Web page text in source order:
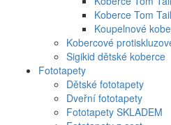
Koberce Tom
Koupelnové
Kobercové
Sigikid dětské koberce
Fototapety
Dětské fototapety
Dveřní fototapety
Fototapety SKLADEM